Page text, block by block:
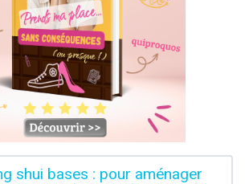
shui bases : pour aménager